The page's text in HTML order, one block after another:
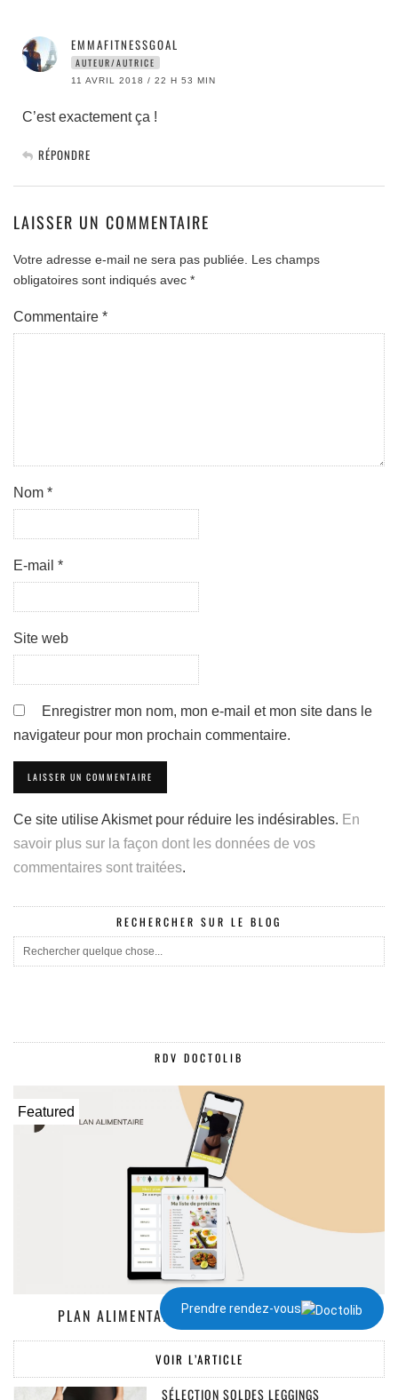
EMMAFITNESSGOAL
AUTEUR/AUTRICE
11 AVRIL 2018 / 22 H 53 MIN
C’est exactement ça !
RÉPONDRE
LAISSER UN COMMENTAIRE
Votre adresse e-mail ne sera pas publiée. Les champs
obligatoires sont indiqués avec *
Commentaire *
Nom *
E-mail *
Site web
Enregistrer mon nom, mon e-mail et mon site dans le
navigateur pour mon prochain commentaire.
Ce site utilise Akismet pour réduire les indésirables. En
savoir plus sur la façon dont les données de vos
commentaires sont traitées.
RECHERCHER SUR LE BLOG
RDV DOCTOLIB
Prendre rendez-vous
Featured
PLAN ALIMENTAIRE DE 1300 À 2000 KCAL
VOIR L’ARTICLE
SÉLECTION SOLDES LEGGINGS